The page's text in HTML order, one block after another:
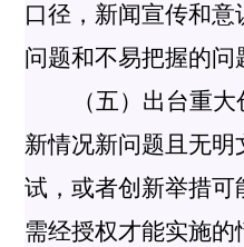
口径，新闻宣传和
问题和不易把握的问
（五）出台重
新情况新问题且无
试，或者创新举措可
需经授权才能实施的